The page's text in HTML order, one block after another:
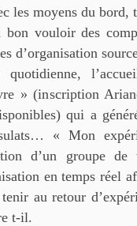
les moyens du bord,
vouloir des
d’organisation
quotidienne,
» (inscription
qui a
« Mon
d’un groupe de
en temps réel
au retour
t-il.